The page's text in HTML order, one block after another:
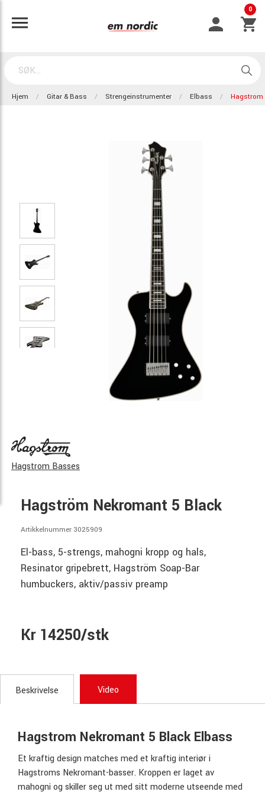
0
Hjem Gitar & Bass Strengeinstrumenter Elbass Hagstrom
Hagstrom Basses
Hagström Nekromant 5 Black
Artikkelnummer 3025909
El-bass, 5-strengs, mahogni kropp og hals,
Resinator gripebrett, Hagström Soap-Bar
humbuckers, aktiv/passiv preamp
Kr 14250/stk
Beskrivelse Video
Hagstrom Nekromant 5 Black Elbass
Et kraftig design matches med et kraftig interiør i
Hagstroms Nekromant-basser. Kroppen er laget av
mahogni og skiller seg ut med sitt moderne utseende med